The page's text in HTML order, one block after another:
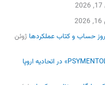
روز حساب و کتاب عملکردها ژوئن